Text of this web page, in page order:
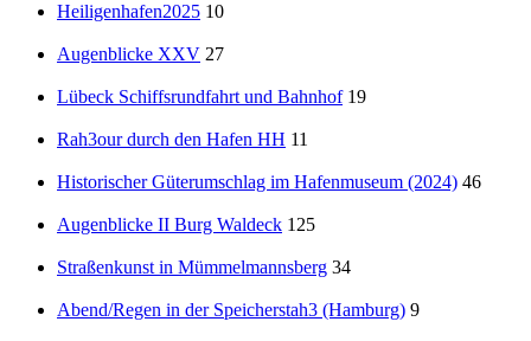
Heiligenhafen2025 10
Augenblicke XXV 27
Lübeck Schiffsrundfahrt und Bahnhof 19
Rah3our durch den Hafen HH 11
Historischer Güterumschlag im Hafenmuseum (2024) 46
Augenblicke II Burg Waldeck 125
Straßenkunst in Mümmelmannsberg 34
Abend/Regen in der Speicherstah3 (Hamburg) 9